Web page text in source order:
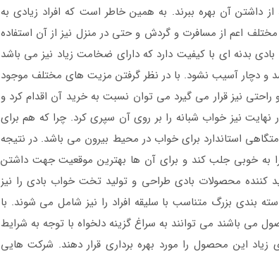
از داشتن آن بهره ببرند. به همین خاطر است که افراد زیادی به
اعم از مسافرت و گردش و حتی در منزل نیز از آن استفاده
بدنه ای با کیفیت دارد که دارای ضخامت زیاد نیز می باشد
و دچار آسیب نشود. با در نظر گرفتن مزیت های مختلف موجود
نیز قرار می گیرد می توان نسبت به خرید آن اقدام کرد و
نهایت نیز خواب شبانه را بر روی آن سپری کرد. چرا که هم برای
استاندارد برای خواب در محیط بیرون می باشد. در نتیجه
به خوبی جلب کند و برای آن ها بهترین موقعیت جهت داشتن
کننده محصولات بادی طراحی و تولید تخت خواب بادی را نیز
بندی بزرگ متناسب با سلیقه افراد را نیز شامل می شوند. با
می باشند می توانند به سراغ گزینه دلخواه با توجه به شرایط
زیاد این محصول را مورد بهره برداری قرار دهند. شرکت هایی